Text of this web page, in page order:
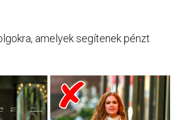
amelyek segítenek pénzt